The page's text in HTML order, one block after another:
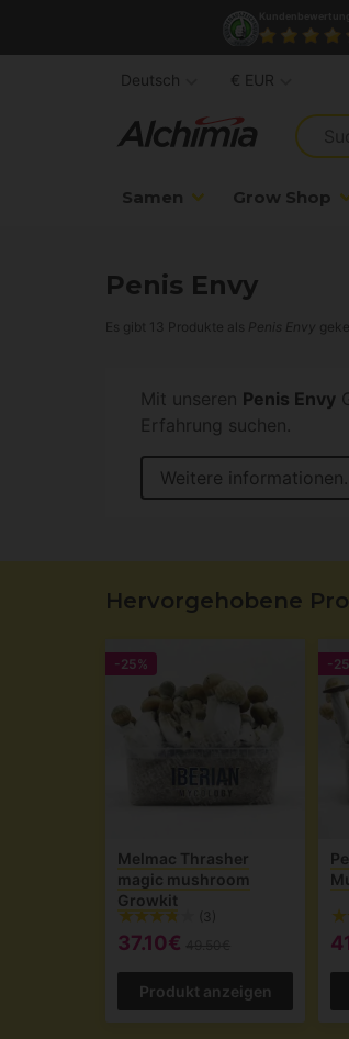
Samen Grow Shop
Deutsch € EUR
Penis Envy
Es gibt 13 Produkte als Penis Envy
Mit unseren Penis Envy
Erfahrung suchen.
Weitere
Hervorgehobene
-25%
Melmac Thrasher
magic mushroom
Growkit
(3)
37.10€
Produkt anzeigen
-